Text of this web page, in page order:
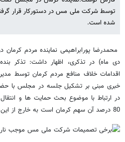
توسط شرکت ملی مس در دستورکار قرار
شده است.
دی ماه) در تذکری، اظهار داشت: تذکر
اقدامات خلاف منافع مردم کرمان توسط
خبری مبنی بر تشکیل جلسه در مجلس با
در ارتباط با موضوع بحث حمایت ها و
80 درصد آن سهم کرمان است به خارج از این مجموعه مطرح شده است.